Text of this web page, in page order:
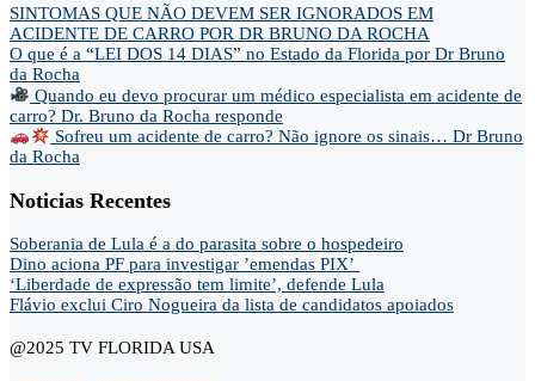
SINTOMAS QUE NÃO DEVEM SER IGNORADOS EM
ACIDENTE DE CARRO POR DR BRUNO DA ROCHA
O que é a “LEI DOS 14 DIAS” no Estado da Florida por Dr Bruno
da Rocha
Quando eu devo procurar um médico especialista em acidente de
carro? Dr. Bruno da Rocha responde
Sofreu um acidente de carro? Não ignore os sinais… Dr Bruno
da Rocha
Noticias Recentes
Soberania de Lula é a do parasita sobre o hospedeiro
Dino aciona PF para investigar ’emendas PIX’
‘Liberdade de expressão tem limite’, defende Lula
Flávio exclui Ciro Nogueira da lista de candidatos apoiados
@2025 TV FLORIDA USA